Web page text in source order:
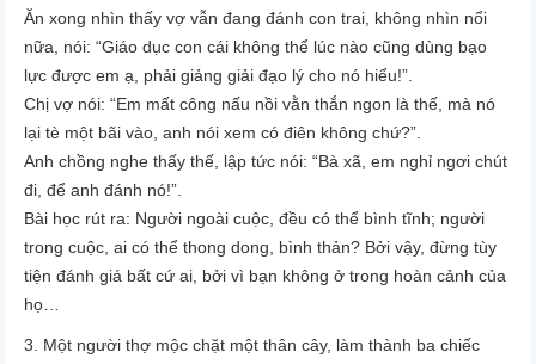
Ăn xong nhìn thấy vợ vẫn đang đánh con trai, không nhìn nổi
nữa, nói: “Giáo dục con cái không thể lúc nào cũng dùng bạo
lực được em ạ, phải giảng giải đạo lý cho nó hiểu!”.
Chị vợ nói: “Em mất công nấu nồi vằn thắn ngon là thế, mà nó
lại tè một bãi vào, anh nói xem có điên không chứ?”.
Anh chồng nghe thấy thế, lập tức nói: “Bà xã, em nghỉ ngơi chút
đi, để anh đánh nó!”.
Bài học rút ra: Người ngoài cuộc, đều có thể bình tĩnh; người
trong cuộc, ai có thể thong dong, bình thản? Bởi vậy, đừng tùy
tiện đánh giá bất cứ ai, bởi vì bạn không ở trong hoàn cảnh của
họ…
3. Một người thợ mộc chặt một thân cây, làm thành ba chiếc